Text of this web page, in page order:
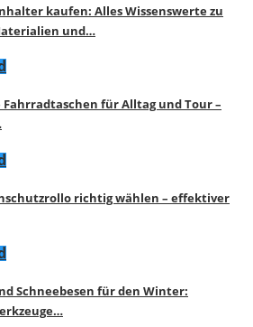
kaufen: Alles Wissenswerte zu
und…
für Alltag und Tour –
richtig wählen – effektiver
Schneebesen für den Winter: